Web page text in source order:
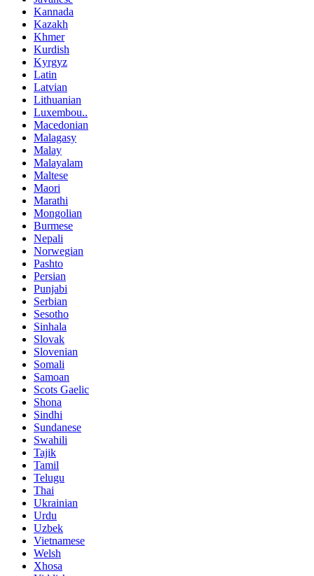
Kannada
Kazakh
Khmer
Kurdish
Kyrgyz
Latin
Latvian
Lithuanian
Luxembou..
Macedonian
Malagasy
Malay
Malayalam
Maltese
Maori
Marathi
Mongolian
Burmese
Nepali
Norwegian
Pashto
Persian
Punjabi
Serbian
Sesotho
Sinhala
Slovak
Slovenian
Somali
Samoan
Scots Gaelic
Shona
Sindhi
Sundanese
Swahili
Tajik
Tamil
Telugu
Thai
Ukrainian
Urdu
Uzbek
Vietnamese
Welsh
Xhosa